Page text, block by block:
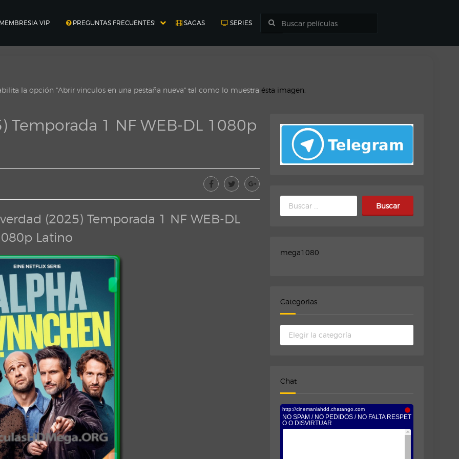
VIP PREGUNTAS FRECUENTES! SAGAS SERIES
la opción "Abrir vinculos en una pestaña nueva" tal como lo muestra ésta imagen.
Temporada 1 NF WEB-DL 1080p
(2025) Temporada 1 NF WEB-DL
Latino
Buscar:
mega1080
Categorias
Categorias
Chat